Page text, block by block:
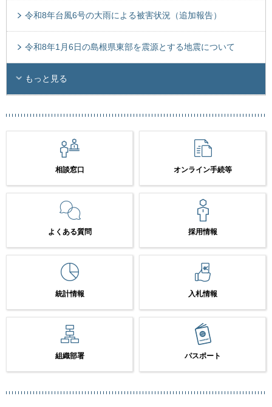
令和8年台風6号の大雨による被害状況（追加報告）
令和8年1月6日の島根県東部を震源とする地震について
もっと見る
相談窓口 オンライン手続等
よくある質問 採用情報
統計情報 入札情報
組織部署 パスポート